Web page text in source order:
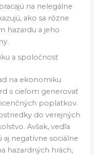
na nelegálne
ako sa rôzne
hazardu a jeho
a spoločnosť
na ekonomiku
s cieľom generovať
poplatkov.
do verejných
Avšak, vedľa
negatívne sociálne
hazardných hrách,